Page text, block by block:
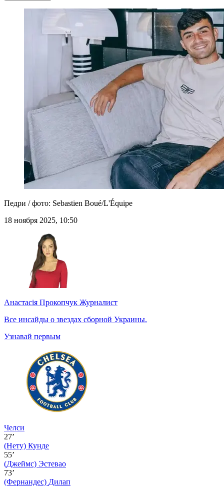
Педри / фото: Sebastien Boué/L'Équipe
18 ноября 2025, 10:50
Анастасія Прокопчук Журналист
Все инсайды о звездах сборной Украины.
Узнавай первым
Челси
27’
(Нету) Кунде
55’
(Джеймс) Эстевао
73’
(Фернандес) Дилап